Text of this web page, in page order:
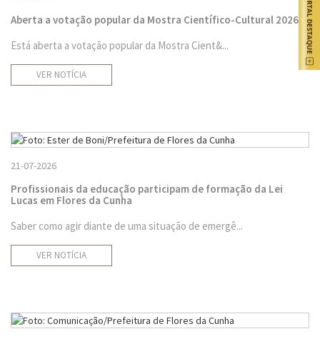
Aberta a votação popular da Mostra Científico-Cultural 2026
Está aberta a votação popular da Mostra Cient&...
VER NOTÍCIA
21-07-2026
Profissionais da educação participam de formação da Lei
Lucas em Flores da Cunha
Saber como agir diante de uma situação de emergê...
VER NOTÍCIA